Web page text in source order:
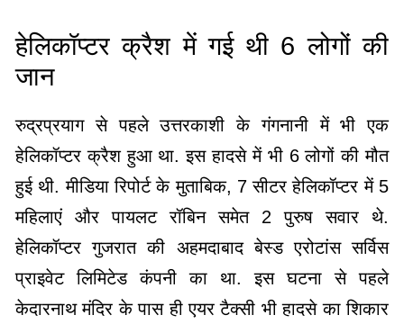
हेलिकॉप्टर क्रैश में गई थी 6 लोगों की
जान
रुद्रप्रयाग से पहले उत्तरकाशी के गंगनानी में भी एक
हेलिकॉप्टर क्रैश हुआ था. इस हादसे में भी 6 लोगों की मौत
हुई थी. मीडिया रिपोर्ट के मुताबिक, 7 सीटर हेलिकॉप्टर में 5
महिलाएं और पायलट रॉबिन समेत 2 पुरुष सवार थे.
हेलिकॉप्टर गुजरात की अहमदाबाद बेस्ड एरोटांस सर्विस
प्राइवेट लिमिटेड कंपनी का था. इस घटना से पहले
केदारनाथ मंदिर के पास ही एयर टैक्सी भी हादसे का शिकार